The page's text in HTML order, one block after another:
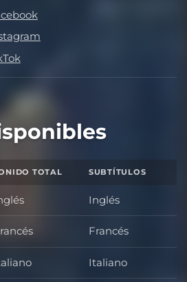
TOTAL SUBTÍTULOS
Inglés
Francés
Italiano